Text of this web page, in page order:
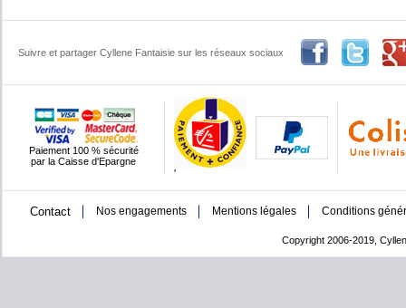
Suivre et partager Cyllene Fantaisie sur les réseaux sociaux
Paiement 100 % sécurité
par la Caisse d'Epargne
'
Contact Nos engagements Mentions légales Conditions
Copyright 2006-2019,